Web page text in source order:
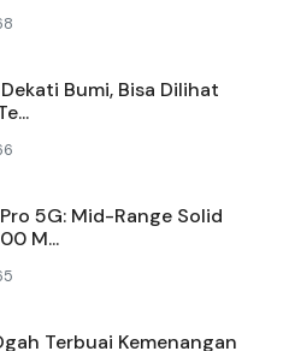
Bumi, Bisa Dilihat
5G: Mid-Range Solid
M...
Terbuai Kemenangan